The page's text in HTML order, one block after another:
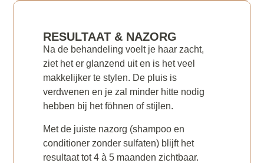
RESULTAAT & NAZORG
Na de behandeling voelt je haar zacht,
ziet het er glanzend uit en is het veel
makkelijker te stylen. De pluis is
verdwenen en je zal minder hitte nodig
hebben bij het föhnen of stijlen.
Met de juiste nazorg (shampoo en
conditioner zonder sulfaten) blijft het
resultaat tot 4 à 5 maanden zichtbaar.